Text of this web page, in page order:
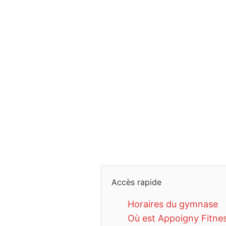
Accès rapide
Horaires du gymnase
Où est Appoigny